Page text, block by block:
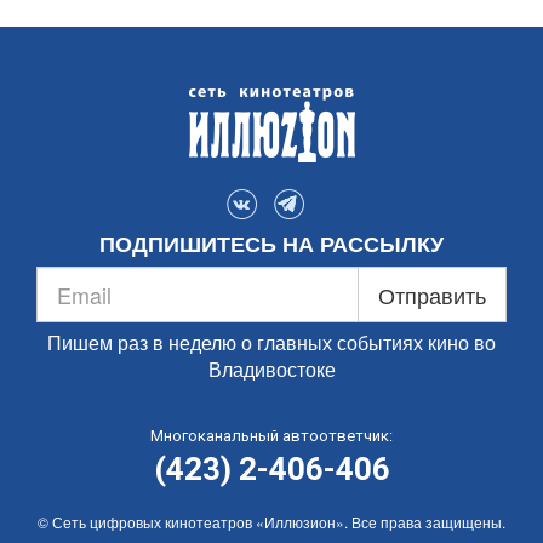
ПОДПИШИТЕСЬ НА РАССЫЛКУ
Отправить
Пишем раз в неделю о главных событиях кино во
Владивостоке
Многоканальный автоответчик:
(423) 2-406-406
© Сеть цифровых кинотеатров «Иллюзион». Все права защищены.